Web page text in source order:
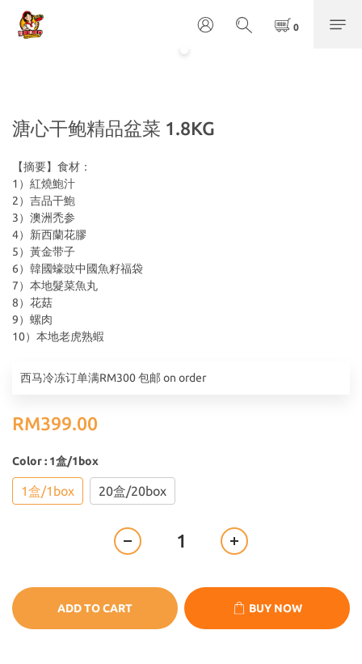
溏心干鲍精品盆菜 1.8KG
【摘要】食材：
1）紅燒鮑汁
2）吉品干鮑
3）澳洲禿参
4）新西蘭花膠
5）黃金带子
⁠6）韓國蠔豉中國魚籽福袋
7）本地髮菜魚丸
8）花菇
9）螺肉
10）本地老虎熟蝦
西马冷冻订单满RM300 包邮 on order
RM399.00
Color: 1盒/1box
1盒/1box 20盒/20box
ADD TO CART BUY NOW